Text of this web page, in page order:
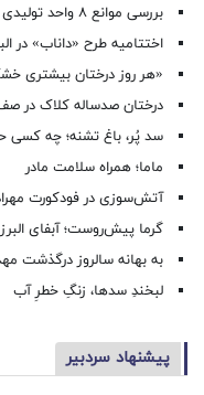
بررسی موانع ۸ واحد تولیدی در ستاد تسهیل البرز
اختتامیه طرح «داناب» در
«هر روز درختان بیشتری
درختان صدساله کلاک در
سد پُر، باغ تشنه؛ چه کسی
ماما؛ همراه سلامت مادر
آتش‌سوزی در فودکورت
گرما پیش‌روست؛ آبفای
به بهانه سالروز درگذشت
لبخندِ سدها، زنگِ خطرِ آب
پیشنهاد سردبیر